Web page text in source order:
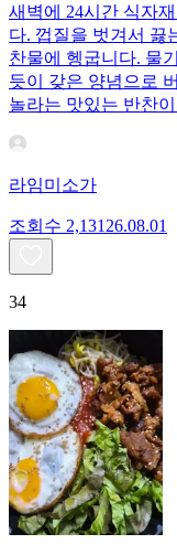
새벽에 24시간 식자
다. 껍질을 벗겨서 끓
찬물에 헹굽니다. 물
듯이 갖은 양념으로
놀라는 맛있는 반찬
라임미소가
조회수 2,131 26.08.01
34